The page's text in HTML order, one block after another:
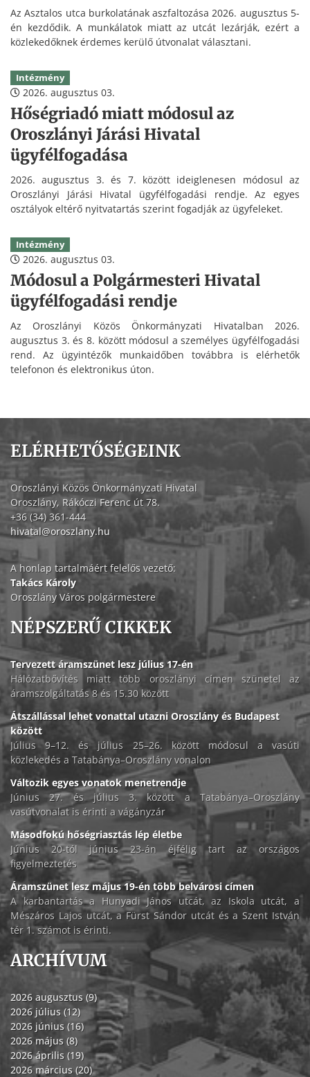
Az Asztalos utca burkolatának aszfaltozása 2026. augusztus 5-
én kezdődik. A munkálatok miatt az utcát lezárják, ezért a
közlekedőknek érdemes kerülő útvonalat választani.
Intézmény
2026. augusztus 03.
Hőségriadó miatt módosul az
Oroszlányi Járási Hivatal
ügyfélfogadása
2026. augusztus 3. és 7. között ideiglenesen módosul az
Oroszlányi Járási Hivatal ügyfélfogadási rendje. Az egyes
osztályok eltérő nyitvatartás szerint fogadják az ügyfeleket.
Intézmény
2026. augusztus 03.
Módosul a Polgármesteri Hivatal
ügyfélfogadási rendje
Az Oroszlányi Közös Önkormányzati Hivatalban 2026.
augusztus 3. és 8. között módosul a személyes ügyfélfogadási
rend. Az ügyintézők munkaidőben továbbra is elérhetők
telefonon és elektronikus úton.
ELÉRHETŐSÉGEINK
Oroszlányi Közös Önkormányzati Hivatal
Oroszlány, Rákóczi Ferenc út 78.
+36 (34) 361-444
hivatal@oroszlany.hu
A honlap tartalmáért felelős vezető:
Takács Károly
Oroszlány Város polgármestere
NÉPSZERŰ CIKKEK
Tervezett áramszünet lesz július 17-én
Hálózatbővítés miatt több oroszlányi címen szünetel az
áramszolgáltatás 8 és 15.30 között
Átszállással lehet vonattal utazni Oroszlány és Budapest
között
Július 9–12. és július 25–26. között módosul a vasúti
közlekedés a Tatabánya–Oroszlány vonalon
Változik egyes vonatok menetrendje
Június 27. és július 3. között a Tatabánya–Oroszlány
vasútvonalat is érinti a vágányzár
Másodfokú hőségriasztás lép életbe
Június 20-tól június 23-án éjfélig tart az országos
figyelmeztetés
Áramszünet lesz május 19-én több belvárosi címen
A karbantartás a Hunyadi János utcát, az Iskola utcát, a
Mészáros Lajos utcát, a Fürst Sándor utcát és a Szent István
tér 1. számot is érinti.
ARCHÍVUM
2026 augusztus (9)
2026 július (12)
2026 június (16)
2026 május (8)
2026 április (19)
2026 március (20)